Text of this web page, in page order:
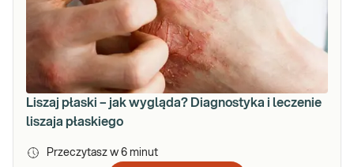
Liszaj płaski – jak wygląda? Diagnostyka i leczenie
liszaja płaskiego
Przeczytasz w 6 minut